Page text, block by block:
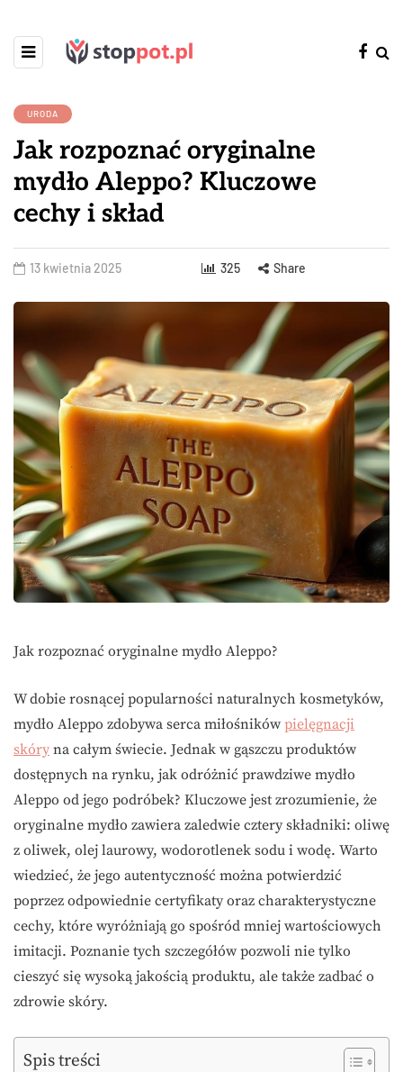
URODA
Jak rozpoznać oryginalne
mydło Aleppo? Kluczowe
cechy i skład
13 kwietnia 2025 325 Share
Jak rozpoznać oryginalne mydło Aleppo?
W dobie rosnącej popularności naturalnych kosmetyków,
mydło Aleppo zdobywa serca miłośników pielęgnacji
skóry na całym świecie. Jednak w gąszczu produktów
dostępnych na rynku, jak odróżnić prawdziwe mydło
Aleppo od jego podróbek? Kluczowe jest zrozumienie, że
oryginalne mydło zawiera zaledwie cztery składniki: oliwę
z oliwek, olej laurowy, wodorotlenek sodu i wodę. Warto
wiedzieć, że jego autentyczność można potwierdzić
poprzez odpowiednie certyfikaty oraz charakterystyczne
cechy, które wyróżniają go spośród mniej wartościowych
imitacji. Poznanie tych szczegółów pozwoli nie tylko
cieszyć się wysoką jakością produktu, ale także zadbać o
zdrowie skóry.
Spis treści